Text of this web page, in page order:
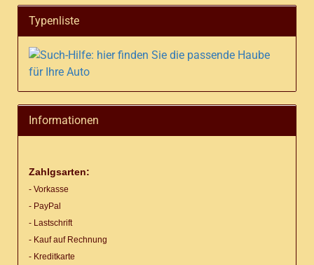
Typenliste
Informationen
Zahlgsarten:
- Vorkasse
- PayPal
- Lastschrift
- Kauf auf Rechnung
- Kreditkarte